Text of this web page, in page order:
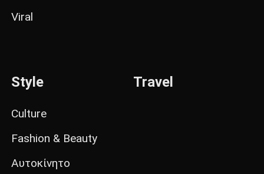
Viral
Style
Culture
Fashion & Beauty
Αυτοκίνητο
Travel